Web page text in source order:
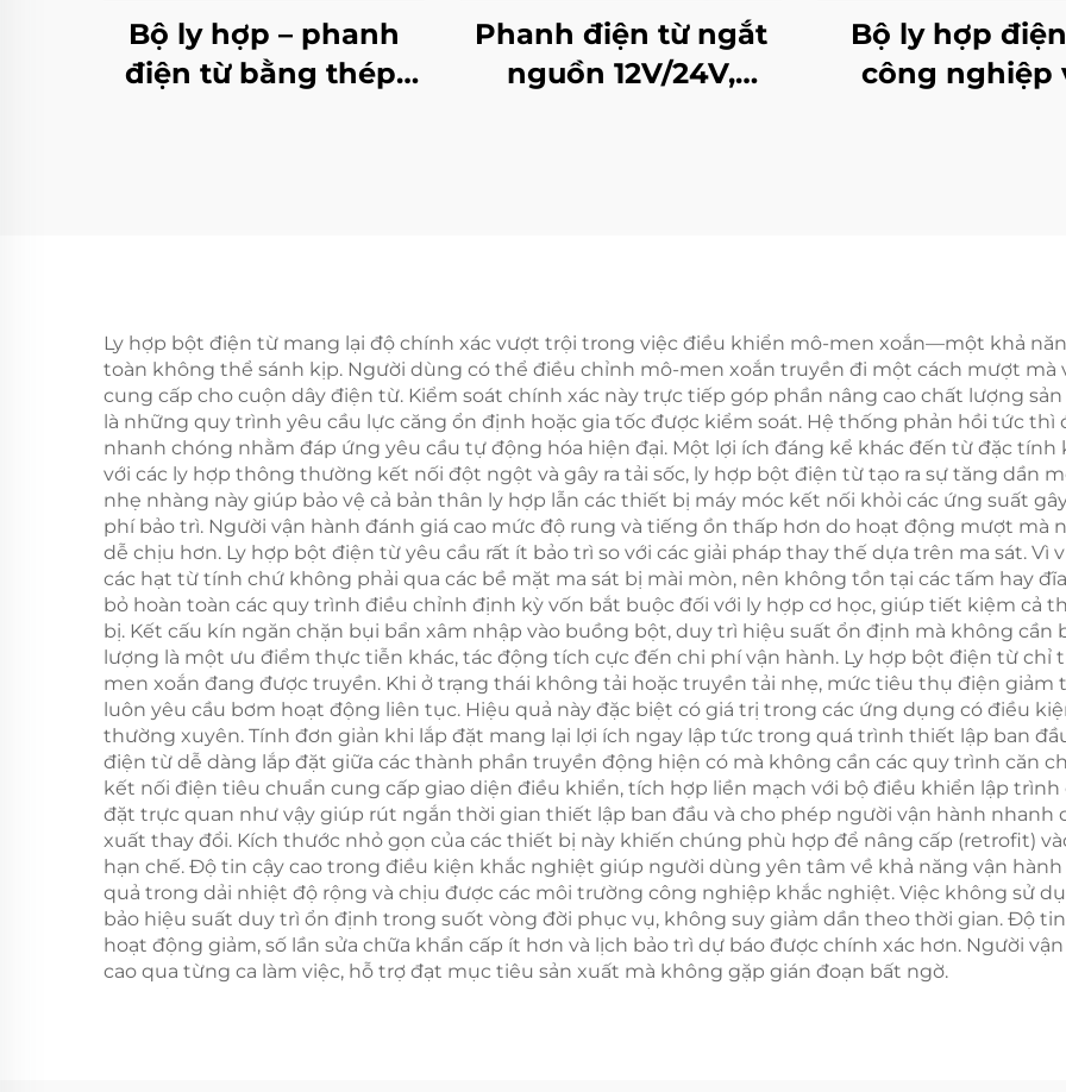
Bộ ly hợp – phanh
điện từ bằng thép,
Phanh điện từ ngắt
nguồn 12V/24V,
Bộ ly hợp
công nghiệp
Ly hợp bột điện từ mang lại độ chính xác vượt trội trong việc điều khiển mô-men xoắn—một khả
toàn không thể sánh kịp. Người dùng có thể điều chỉnh mô-men xoắn truyền đi một cách mượt mà
cung cấp cho cuộn dây điện từ. Kiểm soát chính xác này trực tiếp góp phần nâng cao chất lượng
là những quy trình yêu cầu lực căng ổn định hoặc gia tốc được kiểm soát. Hệ thống phản hồi tức
nhanh chóng nhằm đáp ứng yêu cầu tự động hóa hiện đại. Một lợi ích đáng kể khác đến từ đặc
với các ly hợp thông thường kết nối đột ngột và gây ra tải sốc, ly hợp bột điện từ tạo ra sự tăng dần
nhẹ nhàng này giúp bảo vệ cả bản thân ly hợp lẫn các thiết bị máy móc kết nối khỏi các ứng suất
phí bảo trì. Người vận hành đánh giá cao mức độ rung và tiếng ồn thấp hơn do hoạt động mượt mà
dễ chịu hơn. Ly hợp bột điện từ yêu cầu rất ít bảo trì so với các giải pháp thay thế dựa trên ma sát.
các hạt từ tính chứ không phải qua các bề mặt ma sát bị mài mòn, nên không tồn tại các tấm hay
bỏ hoàn toàn các quy trình điều chỉnh định kỳ vốn bắt buộc đối với ly hợp cơ học, giúp tiết kiệm cả
bị. Kết cấu kín ngăn chặn bụi bẩn xâm nhập vào buồng bột, duy trì hiệu suất ổn định mà không
lượng là một ưu điểm thực tiễn khác, tác động tích cực đến chi phí vận hành. Ly hợp bột điện từ
men xoắn đang được truyền. Khi ở trạng thái không tải hoặc truyền tải nhẹ, mức tiêu thụ điện
luôn yêu cầu bơm hoạt động liên tục. Hiệu quả này đặc biệt có giá trị trong các ứng dụng có điều
thường xuyên. Tính đơn giản khi lắp đặt mang lại lợi ích ngay lập tức trong quá trình thiết lập ban
điện từ dễ dàng lắp đặt giữa các thành phần truyền động hiện có mà không cần các quy trình căn
kết nối điện tiêu chuẩn cung cấp giao diện điều khiển, tích hợp liền mạch với bộ điều khiển lập
đặt trực quan như vậy giúp rút ngắn thời gian thiết lập ban đầu và cho phép người vận hành nhanh
xuất thay đổi. Kích thước nhỏ gọn của các thiết bị này khiến chúng phù hợp để nâng cấp (retrofit)
hạn chế. Độ tin cậy cao trong điều kiện khắc nghiệt giúp người dùng yên tâm về khả năng vận
quả trong dải nhiệt độ rộng và chịu được các môi trường công nghiệp khắc nghiệt. Việc không sử
bảo hiệu suất duy trì ổn định trong suốt vòng đời phục vụ, không suy giảm dần theo thời gian. Độ
hoạt động giảm, số lần sửa chữa khẩn cấp ít hơn và lịch bảo trì dự báo được chính xác hơn. Người
cao qua từng ca làm việc, hỗ trợ đạt mục tiêu sản xuất mà không gặp gián đoạn bất ngờ.